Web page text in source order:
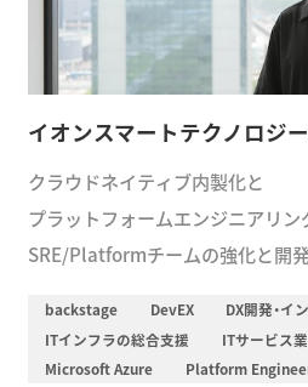
イオンスマートテクノロジ
クラウドネイティブ内製化と
プラットフォームエンジニアリン
SRE/Platformチームの強化と開
backstage DevEX
DX開発・イ
ITインフラの総合支援
ITサービス業
Microsoft Azure
Platform